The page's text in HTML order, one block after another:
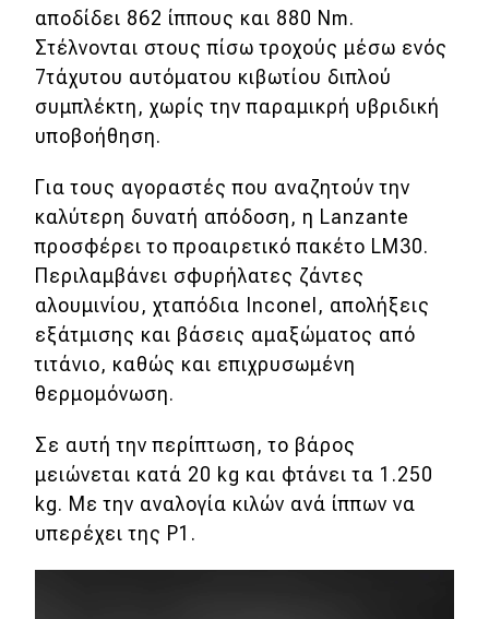
αποδίδει 862 ίππους και 880 Nm.
Στέλνονται στους πίσω τροχούς μέσω ενός
7τάχυτου αυτόματου κιβωτίου διπλού
συμπλέκτη, χωρίς την παραμικρή υβριδική
υποβοήθηση.
Για τους αγοραστές που αναζητούν την
καλύτερη δυνατή απόδοση, η Lanzante
προσφέρει το προαιρετικό πακέτο LM30.
Περιλαμβάνει σφυρήλατες ζάντες
αλουμινίου, χταπόδια Inconel, απολήξεις
εξάτμισης και βάσεις αμαξώματος από
τιτάνιο, καθώς και επιχρυσωμένη
θερμομόνωση.
Σε αυτή την περίπτωση, το βάρος
μειώνεται κατά 20 kg και φτάνει τα 1.250
kg. Με την αναλογία κιλών ανά ίππων να
υπερέχει της P1.